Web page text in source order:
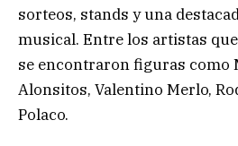
sorteos, stands y una
musical. Entre los artistas
se encontraron figuras como
Alonsitos, Valentino Merlo,
Polaco.